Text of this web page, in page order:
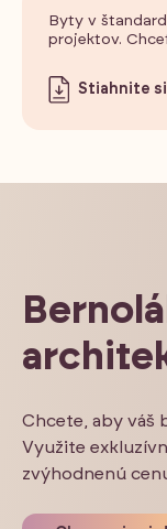
Byty v
projektov.
Stiahnite
Chcete, aby váš
Využite
zvýhodnenú